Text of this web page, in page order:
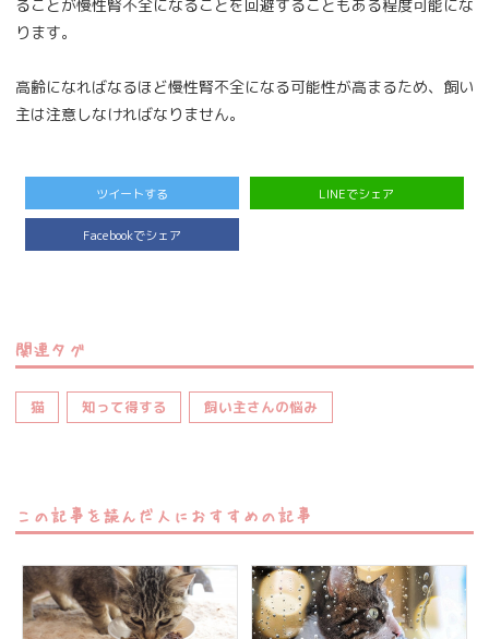
ることが慢性腎不全になることを回避することもある程度可能にな
ります。
高齢になればなるほど慢性腎不全になる可能性が高まるため、飼い
主は注意しなければなりません。
ツイートする LINEでシェア
Facebookでシェア
関連タグ
猫 知って得する 飼い主さんの悩み
この記事を読んだ人におすすめの記事